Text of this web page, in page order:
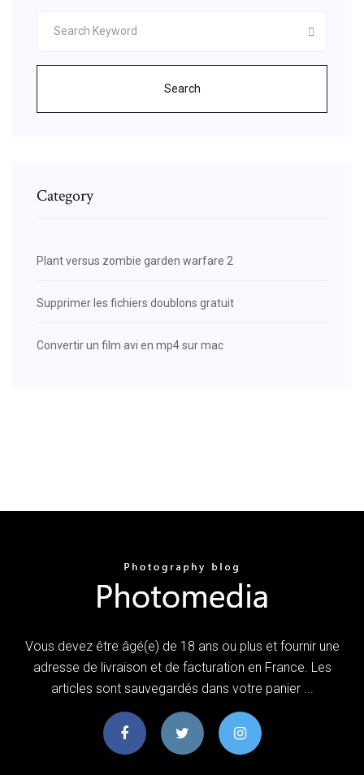
Search
Category
Plant versus zombie garden warfare 2
Supprimer les fichiers doublons gratuit
Convertir un film avi en mp4 sur mac
Vous devez être âgé(e) de 18 ans ou plus et fournir une
adresse de livraison et de facturation en France. Les
articles sont sauvegardés dans votre panier ...